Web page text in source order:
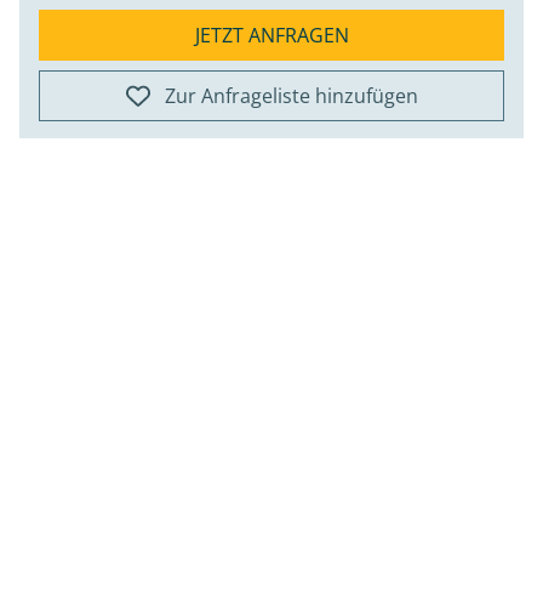
JETZT ANFRAGEN
Zur Anfrageliste hinzufügen